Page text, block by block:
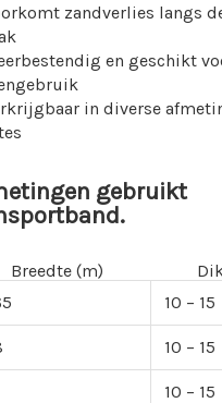
zandverlies langs
en geschikt
in diverse
gebruikt
Breedte (m)
10 – 15
10 – 15
10 – 15